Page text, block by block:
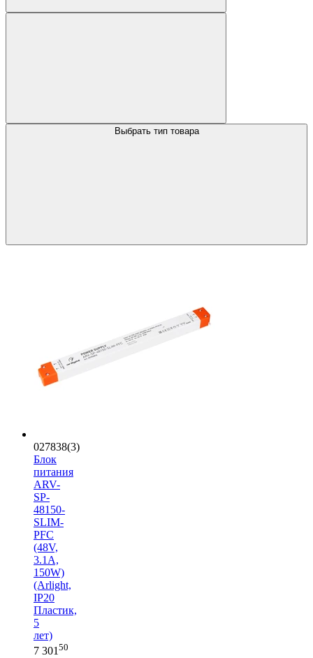
Выбрать тип товара
027838(3)
Блок
питания
ARV-
SP-
48150-
SLIM-
PFC
(48V,
3.1A,
150W)
(Arlight,
IP20
Пластик,
5
лет)
7 301 50